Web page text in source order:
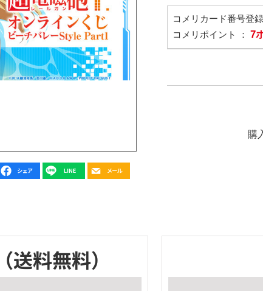
コメリカード番号登
コメリポイント ： 7
購
（送料無料）